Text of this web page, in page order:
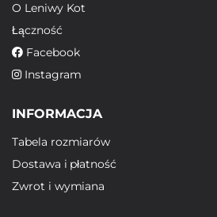
O Leniwy Kot
Łączność
Facebook
Instagram
INFORMACJA
Tabela rozmiarów
Dostawa i płatność
Zwrot i wymiana